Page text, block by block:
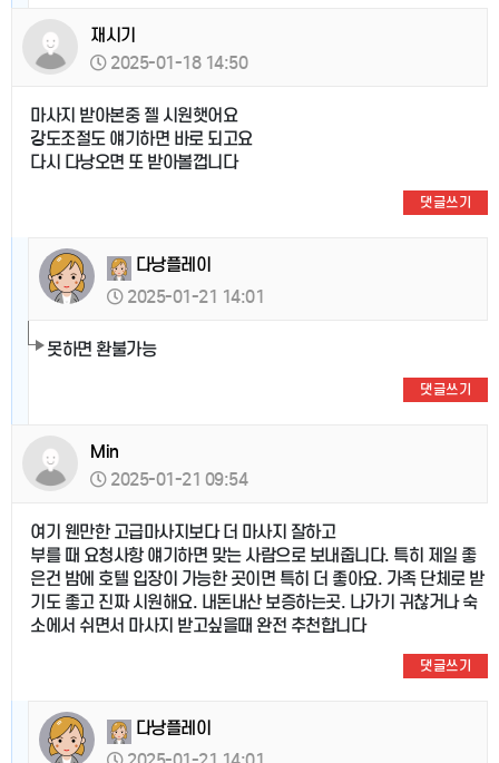
재시기
2025-01-18 14:50
마사지 받아본중 젤 시원햇어요
강도조절도 얘기하면 바로 되고요
다시 다낭오면 또 받아볼껍니다
댓글쓰기
다낭플레이
2025-01-21 14:01
못하면 환불가능
댓글쓰기
Min
2025-01-21 09:54
여기 웬만한 고급마사지보다 더 마사지 잘하고
부를 때 요청사항 얘기하면 맞는 사람으로 보내줍니다. 특히 제일 좋
은건 밤에 호텔 입장이 가능한 곳이면 특히 더 좋아요. 가족 단체로 받
기도 좋고 진짜 시원해요. 내돈내산 보증하는곳. 나가기 귀찮거나 숙
소에서 쉬면서 마사지 받고싶을때 완전 추천합니다
댓글쓰기
다낭플레이